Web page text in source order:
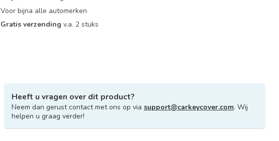
Voor bijna alle automerken
Gratis verzending v.a. 2 stuks
Heeft u vragen over dit product?
Neem dan gerust contact met ons op via support@carkeycover.com. Wij
helpen u graag verder!